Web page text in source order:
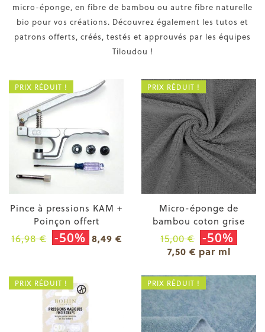
micro-éponge, en fibre de bambou ou autre fibre naturelle
bio pour vos créations. Découvrez également les tutos et
patrons offerts, créés, testés et approuvés par les équipes
Tiloudou !
Pince à pressions KAM +
Poinçon offert
16,98 € -50% 8,49 €
PRIX RÉDUIT !
Micro-éponge de
bambou coton grise
15,00 € -50%
7,50 € par ml
PRIX RÉDUIT !
PRIX RÉDUIT ! PRIX RÉDUIT !